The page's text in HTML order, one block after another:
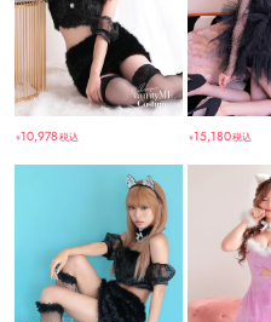
￥10,978税込 ￥15,180税込